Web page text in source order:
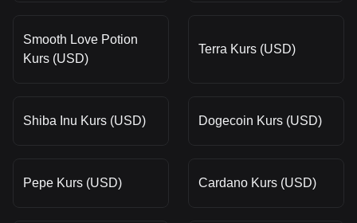
Smooth Love Potion
Kurs (USD)
Terra Kurs (USD)
Shiba Inu Kurs (USD) Dogecoin Kurs (USD)
Pepe Kurs (USD) Cardano Kurs (USD)